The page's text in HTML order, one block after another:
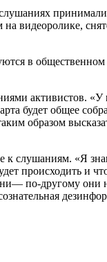
видеоролике,
в
активистов.
будет общее
образом
к слушаниям. «Я
происходить и
по-другому они